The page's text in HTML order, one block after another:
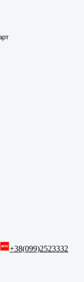
+38(099)2523332